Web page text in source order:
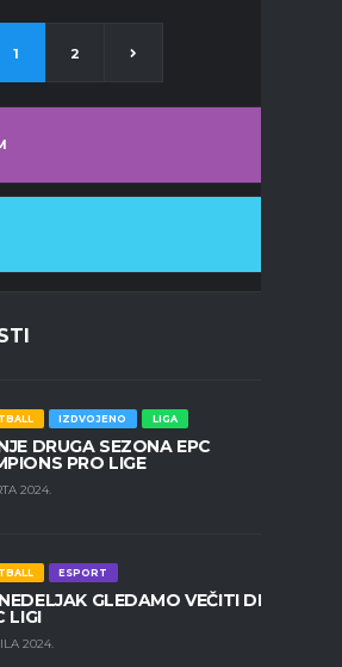
1 2
IZDVOJENO LIGA
DRUGA SEZONA EPC
PRO LIGE
2024.
ESPORT
GLEDAMO VEČITI DERBI
LIGI
2024.